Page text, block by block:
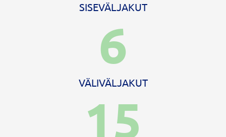
SISEVÄLJAKUT
VÄLIVÄLJAKUT
6
15